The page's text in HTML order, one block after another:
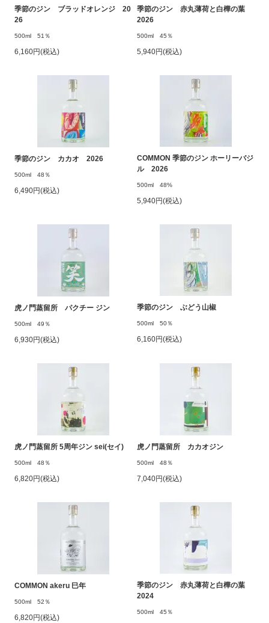
季節のジン ブラッドオレンジ 20
26
500ml 51％
6,160円(税込)
季節のジン 赤丸薄荷と白樺の葉
2026
500ml 45％
5,940円(税込)
季節のジン カカオ 2026
500ml 48％
6,490円(税込)
COMMON 季節のジン ホーリーバジ
ル 2026
500ml 48%
5,940円(税込)
虎ノ門蒸留所 パクチー ジン
500ml 49％
6,930円(税込)
季節のジン ぶどう山椒
500ml 50％
6,160円(税込)
虎ノ門蒸留所 5周年ジン sei(セイ)
500ml 48％
6,820円(税込)
虎ノ門蒸留所 カカオジン
500ml 48％
7,040円(税込)
COMMON akeru 巳年
500ml 52％
6,820円(税込)
季節のジン 赤丸薄荷と白樺の葉
2024
500ml 45％